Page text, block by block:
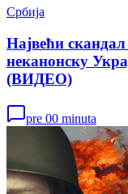
Србија
Највећи
неканонску
(ВИДЕО)
pre 00 minuta